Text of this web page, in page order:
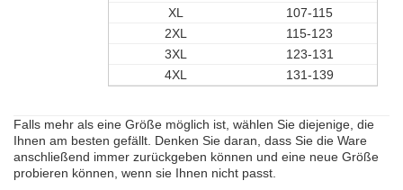
XL
107-115
2XL
115-123
3XL
123-131
4XL
131-139
Falls mehr als eine Größe möglich ist, wählen Sie diejenige, die
Ihnen am besten gefällt. Denken Sie daran, dass Sie die Ware
anschließend immer zurückgeben können und eine neue Größe
probieren können, wenn sie Ihnen nicht passt.